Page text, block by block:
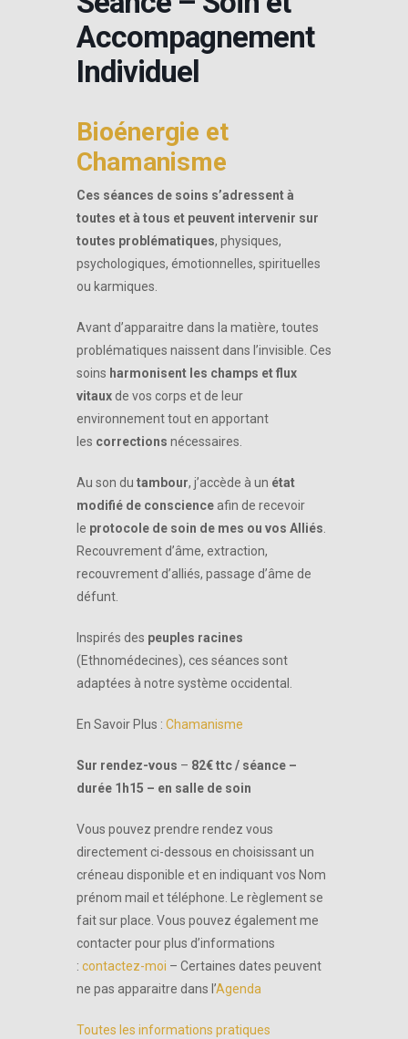
Accompagnement
Individuel
Bioénergie et
Chamanisme
Ces séances de soins s’adressent à
toutes et à tous et peuvent intervenir sur
toutes problématiques, physiques,
psychologiques, émotionnelles, spirituelles
ou karmiques.
Avant d’apparaitre dans la matière, toutes
problématiques naissent dans l’invisible. Ces
soins harmonisent les champs et flux
vitaux de vos corps et de leur
environnement tout en apportant
les corrections nécessaires.
Au son du tambour, j’accède à un état
modifié de conscience afin de recevoir
le protocole de soin de mes ou vos Alliés
Recouvrement d’âme, extraction,
recouvrement d’alliés, passage d’âme de
défunt.
Inspirés des peuples racines
(Ethnomédecines), ces séances sont
adaptées à notre système occidental.
En Savoir Plus : Chamanisme
Sur rendez-vous – 82€ ttc / séance –
durée 1h15 – en salle de soin
Vous pouvez prendre rendez vous
directement ci-dessous en choisissant un
créneau disponible et en indiquant vos Nom
prénom mail et téléphone. Le règlement se
fait sur place. Vous pouvez également me
contacter pour plus d’informations
: contactez-moi – Certaines dates peuvent
ne pas apparaitre dans l’Agenda
Toutes les informations pratiques